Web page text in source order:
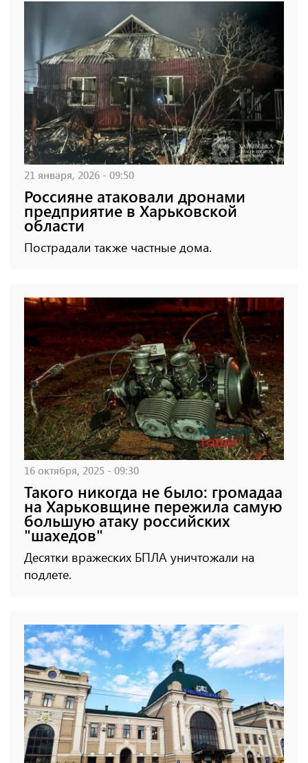
21 января, 2026 - 09:50
Россияне атаковали дронами
предприятие в Харьковской
области
Пострадали также частные дома.
16 октября, 2025 - 09:30
Такого никогда не было: громадаа
на Харьковщине пережила самую
большую атаку российских
"шахедов"
Десятки вражеских БПЛА уничтожали на
подлете.